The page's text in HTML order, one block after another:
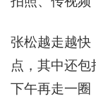
张松越走越快
点，其中还包
下午再走一圈